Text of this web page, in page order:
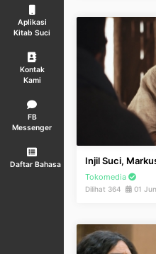
Aplikasi
Kitab Suci
Kontak
Kami
FB
Messenger
Daftar Bahasa Injil Suci,
Tokomedia
Dilihat 364 01